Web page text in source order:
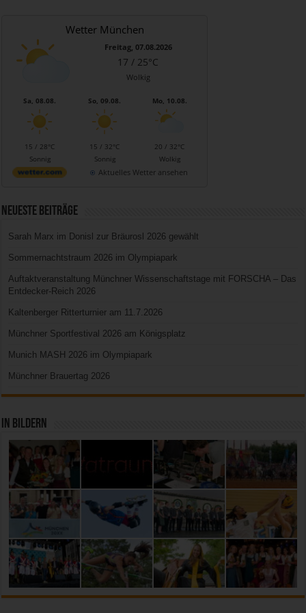
Wetter München
Freitag, 07.08.2026
17 / 25°C
Wolkig
Sa, 08.08.
15 / 28°C
Sonnig
So, 09.08.
15 / 32°C
Sonnig
Mo, 10.08.
20 / 32°C
Wolkig
Aktuelles Wetter ansehen
Neueste Beiträge
Sarah Marx im Donisl zur Bräurosl 2026 gewählt
Sommernachtstraum 2026 im Olympiapark
Auftaktveranstaltung Münchner Wissenschaftstage mit FORSCHA – Das
Entdecker-Reich 2026
Kaltenberger Ritterturnier am 11.7.2026
Münchner Sportfestival 2026 am Königsplatz
Munich MASH 2026 im Olympiapark
Münchner Brauertag 2026
In Bildern